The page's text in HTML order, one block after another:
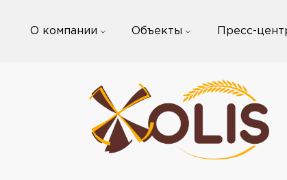
О компании Объекты Пресс-